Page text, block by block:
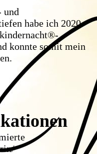
und
habe ich 2020
konnte somit mein